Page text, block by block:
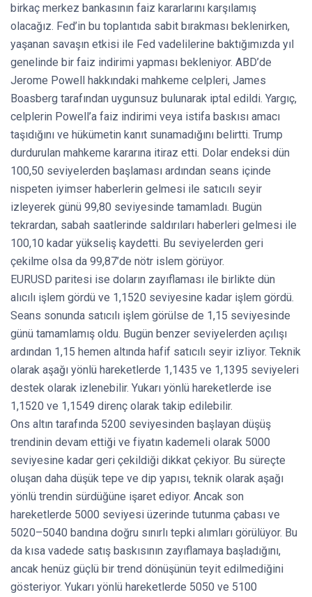
birkaç merkez bankasının faiz kararlarını karşılamış
olacağız. Fed’in bu toplantıda sabit bırakması beklenirken,
yaşanan savaşın etkisi ile Fed vadelilerine baktığımızda yıl
genelinde bir faiz indirimi yapması bekleniyor. ABD’de
Jerome Powell hakkındaki mahkeme celpleri, James
Boasberg tarafından uygunsuz bulunarak iptal edildi. Yargıç,
celplerin Powell’a faiz indirimi veya istifa baskısı amacı
taşıdığını ve hükümetin kanıt sunamadığını belirtti. Trump
durdurulan mahkeme kararına itiraz etti. Dolar endeksi dün
100,50 seviyelerden başlaması ardından seans içinde
nispeten iyimser haberlerin gelmesi ile satıcılı seyir
izleyerek günü 99,80 seviyesinde tamamladı. Bugün
tekrardan, sabah saatlerinde saldırıları haberleri gelmesi ile
100,10 kadar yükseliş kaydetti. Bu seviyelerden geri
çekilme olsa da 99,87’de nötr islem görüyor.
EURUSD paritesi ise doların zayıflaması ile birlikte dün
alıcılı işlem gördü ve 1,1520 seviyesine kadar işlem gördü.
Seans sonunda satıcılı işlem görülse de 1,15 seviyesinde
günü tamamlamış oldu. Bugün benzer seviyelerden açılışı
ardından 1,15 hemen altında hafif satıcılı seyir izliyor. Teknik
olarak aşağı yönlü hareketlerde 1,1435 ve 1,1395 seviyeleri
destek olarak izlenebilir. Yukarı yönlü hareketlerde ise
1,1520 ve 1,1549 direnç olarak takip edilebilir.
Ons altın tarafında 5200 seviyesinden başlayan düşüş
trendinin devam ettiği ve fiyatın kademeli olarak 5000
seviyesine kadar geri çekildiği dikkat çekiyor. Bu süreçte
oluşan daha düşük tepe ve dip yapısı, teknik olarak aşağı
yönlü trendin sürdüğüne işaret ediyor. Ancak son
hareketlerde 5000 seviyesi üzerinde tutunma çabası ve
5020–5040 bandına doğru sınırlı tepki alımları görülüyor. Bu
da kısa vadede satış baskısının zayıflamaya başladığını,
ancak henüz güçlü bir trend dönüşünün teyit edilmediğini
gösteriyor. Yukarı yönlü hareketlerde 5050 ve 5100